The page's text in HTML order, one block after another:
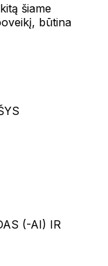
šiame
būtina
(-AI) IR